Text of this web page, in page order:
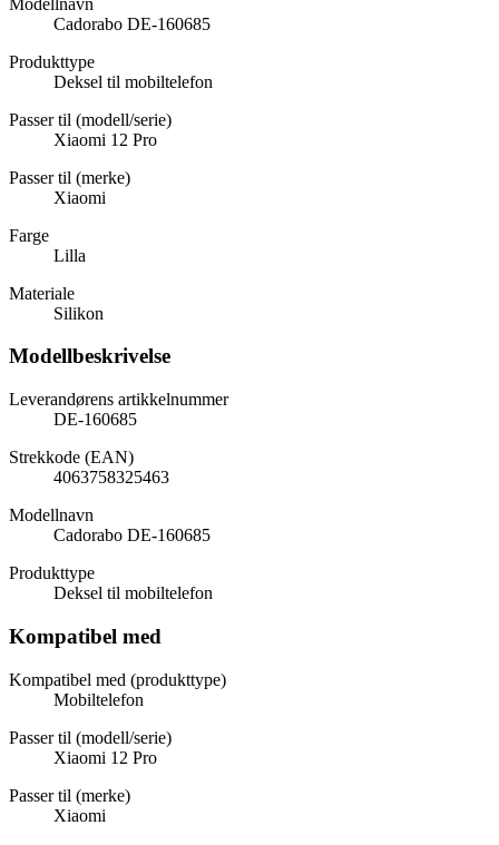
Cadorabo DE-160685
Produkttype
Deksel til mobiltelefon
Passer til (modell/serie)
Xiaomi 12 Pro
Passer til (merke)
Xiaomi
Farge
Lilla
Materiale
Silikon
Modellbeskrivelse
Leverandørens artikkelnummer
DE-160685
Strekkode (EAN)
4063758325463
Modellnavn
Cadorabo DE-160685
Produkttype
Deksel til mobiltelefon
Kompatibel med
Kompatibel med (produkttype)
Mobiltelefon
Passer til (modell/serie)
Xiaomi 12 Pro
Passer til (merke)
Xiaomi